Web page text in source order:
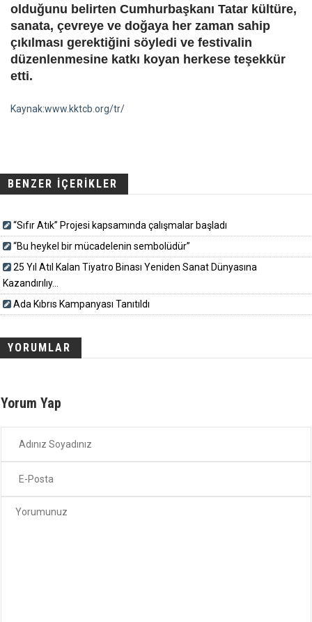
olduğunu belirten Cumhurbaşkanı Tatar kültüre,
sanata, çevreye ve doğaya her zaman sahip
çıkılması gerektiğini söyledi ve festivalin
düzenlenmesine katkı koyan herkese teşekkür
etti.
Kaynak:www.kktcb.org/tr/
BENZER İÇERİKLER
“Sıfır Atık” Projesi kapsamında çalışmalar başladı
“Bu heykel bir mücadelenin sembolüdür”
25 Yıl Atıl Kalan Tiyatro Binası Yeniden Sanat Dünyasına
Kazandırılıy...
Ada Kıbrıs Kampanyası Tanıtıldı
YORUMLAR
Yorum Yap